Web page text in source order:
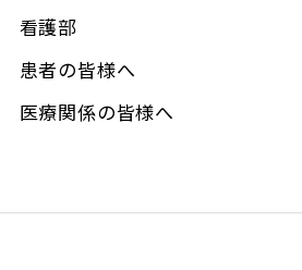
看護部
患者の皆様へ
医療関係の皆様へ